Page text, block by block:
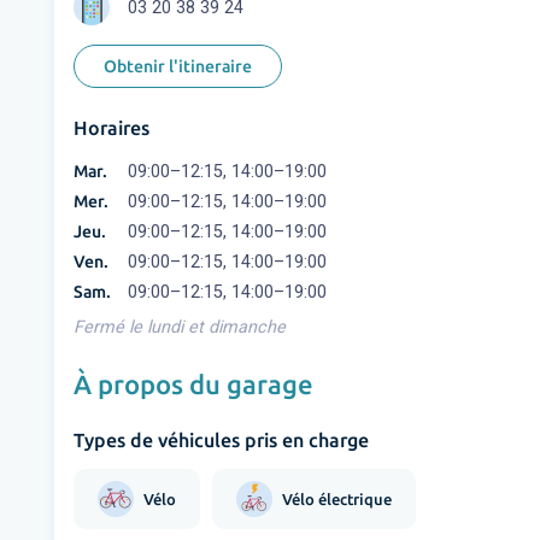
03 20 38 39 24
Obtenir l'itineraire
Horaires
Mar. 09:00–12:15, 14:00–19:00
Mer. 09:00–12:15, 14:00–19:00
Jeu. 09:00–12:15, 14:00–19:00
Ven. 09:00–12:15, 14:00–19:00
Sam.
09:00–12:15, 14:00–19:00
Fermé le lundi et dimanche
À propos du garage
Types de véhicules pris en charge
Vélo Vélo électrique